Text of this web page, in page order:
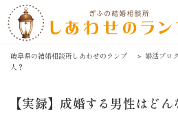
岐阜県の結婚相談所しあわせのランプ ＞ 婚活ブロ
人？
【実録】成婚する男性はどん